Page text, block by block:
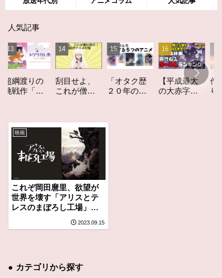
人気記事
りの
「ト
刮目せよ、
これが僧侶
メ」特集ア
ニメコラム
「オタク歴
２０年の私
メ」アニメ
コラム #私を
構成する5つ
のアニメ
【平成最大
の大赤字】
作家性
りかす
映画
これぞ岡田麿里、欲望が
世界を壊す「アリスとテ
レスのまぼろし工場」レ
2023.09.15
● カテゴリから探す